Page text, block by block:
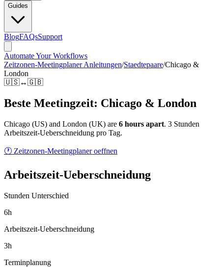
Guides
BlogFAQsSupport
Automate Your Workflows
Zeitzonen-Meetingplaner Anleitungen/Staedtepaare/Chicago &
London
🇺🇸↔🇬🇧
Beste Meetingzeit: Chicago & London
Chicago (US) and London (UK) are 6 hours apart. 3 Stunden
Arbeitszeit-Ueberschneidung pro Tag.
🕐 Zeitzonen-Meetingplaner oeffnen
Arbeitszeit-Ueberschneidung
Stunden Unterschied
6h
Arbeitszeit-Ueberschneidung
3h
Terminplanung